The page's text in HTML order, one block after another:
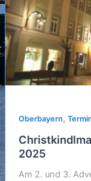
Oberbayern,
2025
Am 2. und 3.